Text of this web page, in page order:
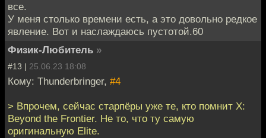
все.
У меня столько времени есть, а это довольно редкое
явление. Вот и наслаждаюсь пустотой.60
Физик-Любитель »
#13 | 25.06.23 18:08
Кому: Thunderbringer, #4
> Впрочем, сейчас старпёры уже те, кто помнит X:
Beyond the Frontier. Не то, что ту самую
оригинальную Elite.